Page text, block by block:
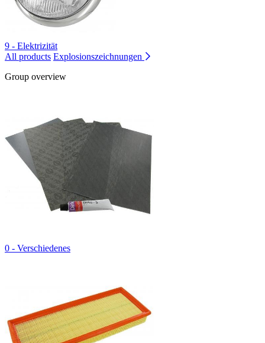
9 - Elektrizität
All products Explosionszeichnungen
Group overview
0 - Verschiedenes